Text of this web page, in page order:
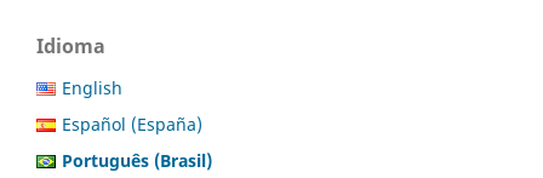
Idioma
English
Español (España)
Português (Brasil)